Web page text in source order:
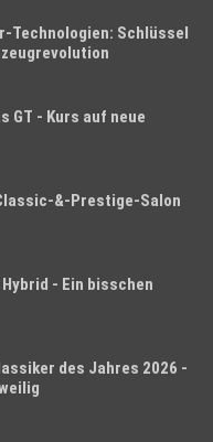
Technologien: Schlüssel
GT - Kurs auf neue
&-Prestige-Salon
- Ein bisschen
des Jahres 2026 -